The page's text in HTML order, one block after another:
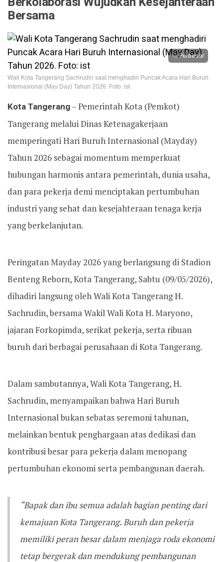
Bersama
Perbesar
Wali Kota Tangerang Sachrudin saat menghadiri Puncak Acara Hari Buruh
Internasional (May Day) Tahun 2026. Foto: ist
Kota Tangerang– Pemerintah Kota (Pemkot)
Tangerang melalui Dinas Ketenagakerjaan
memperingati Hari Buruh Internasional (Mayday)
Tahun 2026 sebagai momentum memperkuat
hubungan harmonis antara pemerintah, dunia usaha,
dan para pekerja demi menciptakan pertumbuhan
industri yang sehat dan kesejahteraan tenaga kerja
yang berkelanjutan.
Peringatan Mayday 2026 yang berlangsung di Stadion
Benteng Reborn, Kota Tangerang, Sabtu (09/05/2026),
dihadiri langsung oleh Wali Kota Tangerang H.
Sachrudin, bersama Wakil Wali Kota H. Maryono,
jajaran Forkopimda, serikat pekerja, serta ribuan
buruh dari berbagai perusahaan di Kota Tangerang.
Dalam sambutannya, Wali Kota Tangerang, H.
Sachrudin, menyampaikan bahwa Hari Buruh
Internasional bukan sebatas seremoni tahunan,
melainkan bentuk penghargaan atas dedikasi dan
kontribusi besar para pekerja dalam menopang
pertumbuhan ekonomi serta pembangunan daerah.
“Bapak dan ibu semua adalah bagian penting dari
kemajuan Kota Tangerang. Buruh dan pekerja
memiliki peran besar dalam menjaga roda ekonomi
tetap bergerak dan mendukung pembangunan